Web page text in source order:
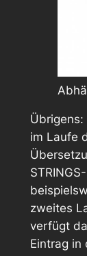
Übrigens:
im Laufe
zweites
verfügt
Eintrag in